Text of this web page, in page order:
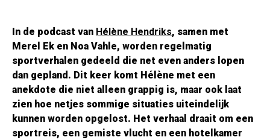
In de podcast van Hélène Hendriks, samen met
Merel Ek en Noa Vahle, worden regelmatig
sportverhalen gedeeld die net even anders lopen
dan gepland. Dit keer komt Hélène met een
anekdote die niet alleen grappig is, maar ook laat
zien hoe netjes sommige situaties uiteindelijk
kunnen worden opgelost. Het verhaal draait om een
sportreis, een gemiste vlucht en een hotelkamer